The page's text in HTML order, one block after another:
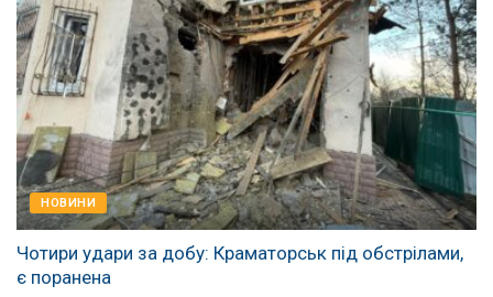
НОВИНИ
Чотири удари за добу: Краматорськ під обстрілами,
є поранена